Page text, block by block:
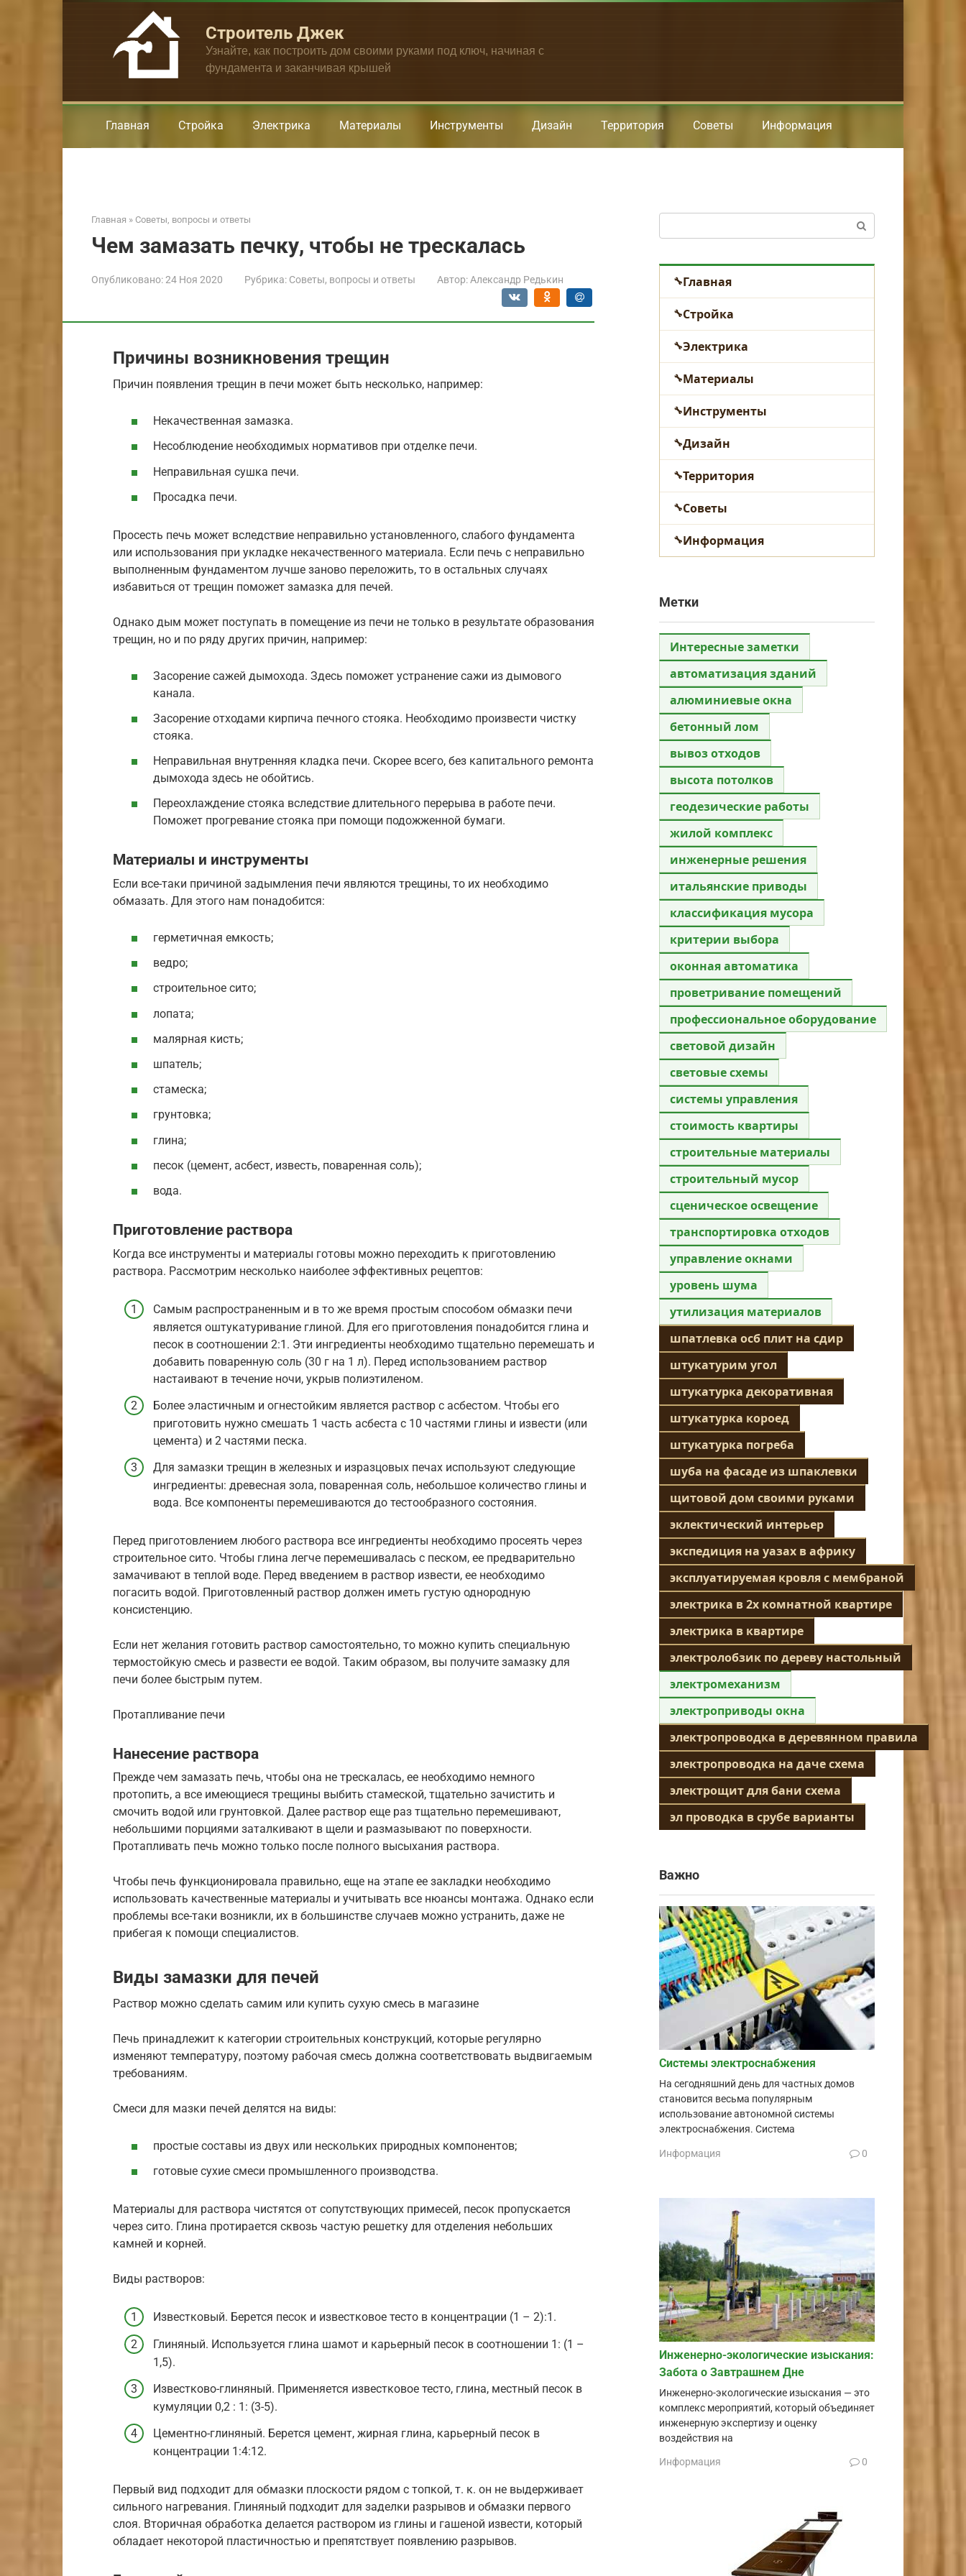
Строитель Джек
Узнайте, как построить дом своими руками под ключ, начиная с
фундамента и заканчивая крышей
Главная Стройка Электрика Материалы Инструменты Дизайн Территория Советы Информация
Главная » Советы, вопросы и ответы
Чем замазать печку, чтобы не трескалась
Опубликовано:24 Ноя 2020 Рубрика: Советы, вопросы и ответы Автор: Александр Редькин
Причины возникновения трещин
Причин появления трещин в печи может быть несколько, например:
Некачественная замазка.
Несоблюдение необходимых нормативов при отделке печи.
Неправильная сушка печи.
Просадка печи.
Просесть печь может вследствие неправильно установленного, слабого фундамента
или использования при укладке некачественного материала. Если печь с неправильно
выполненным фундаментом лучше заново переложить, то в остальных случаях
избавиться от трещин поможет замазка для печей.
Однако дым может поступать в помещение из печи не только в результате образования
трещин, но и по ряду других причин, например:
Засорение сажей дымохода. Здесь поможет устранение сажи из дымового
канала.
Засорение отходами кирпича печного стояка. Необходимо произвести чистку
стояка.
Неправильная внутренняя кладка печи. Скорее всего, без капитального ремонта
дымохода здесь не обойтись.
Переохлаждение стояка вследствие длительного перерыва в работе печи.
Поможет прогревание стояка при помощи подожженной бумаги.
Материалы и инструменты
Если все-таки причиной задымления печи являются трещины, то их необходимо
обмазать. Для этого нам понадобится:
герметичная емкость;
ведро;
строительное сито;
лопата;
малярная кисть;
шпатель;
стамеска;
грунтовка;
глина;
песок (цемент, асбест, известь, поваренная соль);
вода.
Приготовление раствора
Когда все инструменты и материалы готовы можно переходить к приготовлению
раствора. Рассмотрим несколько наиболее эффективных рецептов:
Самым распространенным и в то же время простым способом обмазки печи
является оштукатуривание глиной. Для его приготовления понадобится глина и
песок в соотношении 2:1. Эти ингредиенты необходимо тщательно перемешать и
добавить поваренную соль (30 г на 1 л). Перед использованием раствор
настаивают в течение ночи, укрыв полиэтиленом.
Более эластичным и огнестойким является раствор с асбестом. Чтобы его
приготовить нужно смешать 1 часть асбеста с 10 частями глины и извести (или
цемента) и 2 частями песка.
Для замазки трещин в железных и изразцовых печах используют следующие
ингредиенты: древесная зола, поваренная соль, небольшое количество глины и
вода. Все компоненты перемешиваются до тестообразного состояния.
Перед приготовлением любого раствора все ингредиенты необходимо просеять через
строительное сито. Чтобы глина легче перемешивалась с песком, ее предварительно
замачивают в теплой воде. Перед введением в раствор извести, ее необходимо
погасить водой. Приготовленный раствор должен иметь густую однородную
консистенцию.
Если нет желания готовить раствор самостоятельно, то можно купить специальную
термостойкую смесь и развести ее водой. Таким образом, вы получите замазку для
печи более быстрым путем.
Протапливание печи
Нанесение раствора
Прежде чем замазать печь, чтобы она не трескалась, ее необходимо немного
протопить, а все имеющиеся трещины выбить стамеской, тщательно зачистить и
смочить водой или грунтовкой. Далее раствор еще раз тщательно перемешивают,
небольшими порциями заталкивают в щели и размазывают по поверхности.
Протапливать печь можно только после полного высыхания раствора.
Чтобы печь функционировала правильно, еще на этапе ее закладки необходимо
использовать качественные материалы и учитывать все нюансы монтажа. Однако если
проблемы все-таки возникли, их в большинстве случаев можно устранить, даже не
прибегая к помощи специалистов.
Виды замазки для печей
Раствор можно сделать самим или купить сухую смесь в магазине
Печь принадлежит к категории строительных конструкций, которые регулярно
изменяют температуру, поэтому рабочая смесь должна соответствовать выдвигаемым
требованиям.
Смеси для мазки печей делятся на виды:
простые составы из двух или нескольких природных компонентов;
готовые сухие смеси промышленного производства.
Материалы для раствора чистятся от сопутствующих примесей, песок пропускается
через сито. Глина протирается сквозь частую решетку для отделения небольших
камней и корней.
Виды растворов:
Известковый. Берется песок и известковое тесто в концентрации (1 – 2):1.
Глиняный. Используется глина шамот и карьерный песок в соотношении 1: (1 –
1,5).
Известково-глиняный. Применяется известковое тесто, глина, местный песок в
кумуляции 0,2 : 1: (3-5).
Цементно-глиняный. Берется цемент, жирная глина, карьерный песок в
концентрации 1:4:12.
Первый вид подходит для обмазки плоскости рядом с топкой, т. к. он не выдерживает
сильного нагревания. Глиняный подходит для заделки разрывов и обмазки первого
слоя. Вторичная обработка делается раствором из глины и гашеной извести, который
обладает некоторой пластичностью и препятствует появлению разрывов.
Главная
Стройка
Электрика
Материалы
Инструменты
Дизайн
Территория
Советы
Информация
Метки
Интересные заметки
автоматизация зданий
алюминиевые окна
бетонный лом
вывоз отходов
высота потолков
геодезические работы
жилой комплекс
инженерные решения
итальянские приводы
классификация мусора
критерии выбора
оконная автоматика
проветривание помещений
профессиональное оборудование
световой дизайн
световые схемы
системы управления
стоимость квартиры
строительные материалы
строительный мусор
сценическое освещение
транспортировка отходов
управление окнами
уровень шума
утилизация материалов
шпатлевка осб плит на сдир
штукатурим угол
штукатурка декоративная
штукатурка короед
штукатурка погреба
шуба на фасаде из шпаклевки
щитовой дом своими руками
эклектический интерьер
экспедиция на уазах в африку
эксплуатируемая кровля с мембраной
электрика в 2х комнатной квартире
электрика в квартире
электролобзик по дереву настольный
электромеханизм
электроприводы окна
электропроводка в деревянном правила
электропроводка на даче схема
электрощит для бани схема
эл проводка в срубе варианты
Важно
Системы электроснабжения
На сегодняшний день для частных домов
становится весьма популярным
использование автономной системы
электроснабжения. Система
Информация 0
Инженерно-экологические изыскания:
Забота о Завтрашнем Дне
Инженерно-экологические изыскания — это
комплекс мероприятий, который объединяет
инженерную экспертизу и оценку
воздействия на
Информация 0